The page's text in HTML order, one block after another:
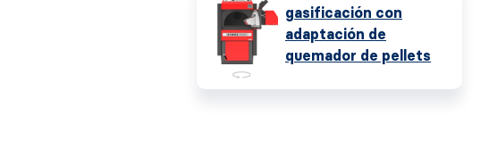
gasificación con
adaptación de
quemador de pellets